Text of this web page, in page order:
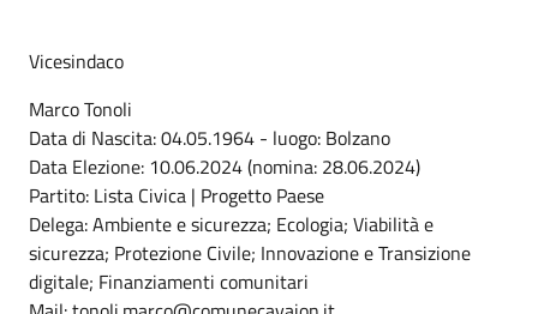
Vicesindaco
Marco Tonoli
Data di Nascita: 04.05.1964 - luogo: Bolzano
Data Elezione: 10.06.2024 (nomina: 28.06.2024)
Partito: Lista Civica | Progetto Paese
Delega: Ambiente e sicurezza; Ecologia; Viabilità e
sicurezza; Protezione Civile; Innovazione e Transizione
digitale; Finanziamenti comunitari